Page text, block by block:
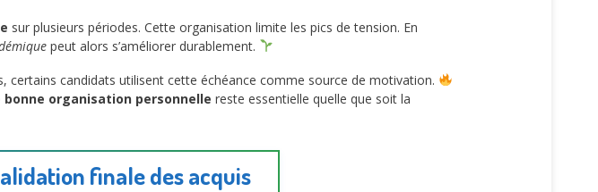
sur plusieurs périodes. Cette organisation limite les pics de tension. En
peut alors s’améliorer durablement.
certains candidats utilisent cette échéance comme source de motivation.
bonne organisation personnelle reste essentielle quelle que soit la
finale des acquis